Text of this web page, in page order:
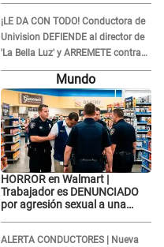
Luz'?
¡LE DA CON TODO! Conductora de
Univision DEFIENDE al director de
'La Bella Luz' y ARREMETE contra
Naldy Saldaña: “Muchas
Mundo
HORROR en Walmart |
Trabajador es DENUNCIADO
por agresión sexual a una
ALERTA CONDUCTORES | Nueva